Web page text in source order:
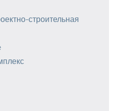
строительная